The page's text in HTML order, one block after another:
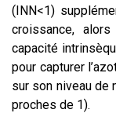
(INN<1)
croissance,
capacité
pour capturer
sur son niveau de
proches de 1).